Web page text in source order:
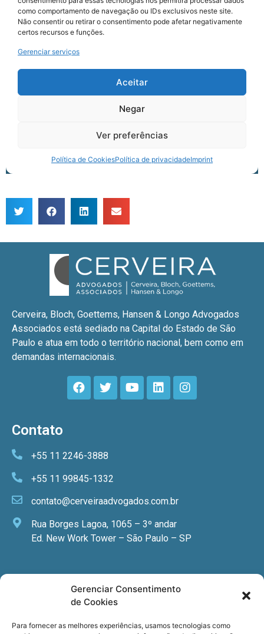
Gerenciar Consentimento
de Cookies
Para fornecer as melhores experiências, usamos tecnologias como
Cerveira, Bloch, Goettems, Hansen & Longo Advogados
Associados está sediado na Capital do Estado de São
Paulo e atua em todo o território nacional, bem como em
demandas internacionais.
Contato
+55 11 2246-3888
+55 11 99845-1332
contato@cerveiraadvogados.com.br
Rua Borges Lagoa, 1065 – 3º andar
Ed. New Work Tower – São Paulo – SP
Newsletter
especializadas, cursos e eventos?